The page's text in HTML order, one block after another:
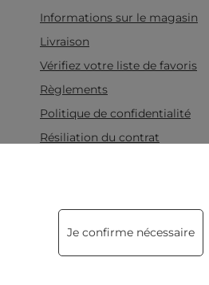
Informations sur le magasin
Livraison
Vérifiez votre liste de favoris
Règlements
Politique de confidentialité
Résiliation du contrat
Bougies de soja
Je confirme nécessaire